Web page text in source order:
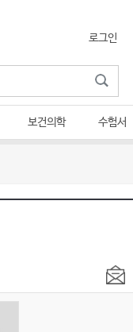
로그인
보건의학 수험서